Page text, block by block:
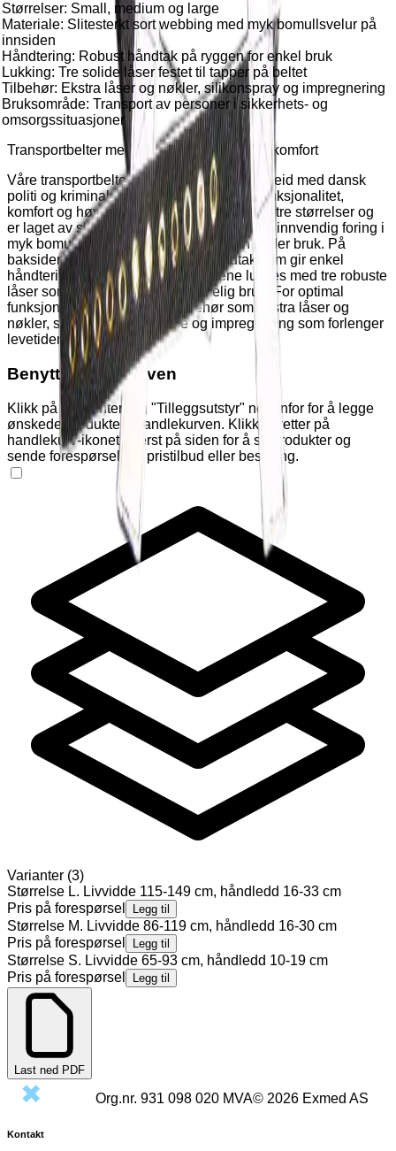
Størrelser: Small, medium og large
Materiale: Slitesterkt sort webbing med myk bomullsvelur på
innsiden
Håndtering: Robust håndtak på ryggen for enkel bruk
Lukking: Tre solide låser festet til tapper på beltet
Tilbehør: Ekstra låser og nøkler, silikonspray og impregnering
Bruksområde: Transport av personer i sikkerhets- og
omsorgssituasjoner
Transportbelter med fokus på sikkerhet og komfort
Våre transportbelter er utviklet i tett samarbeid med dansk
politi og kriminalomsorg, og kombinerer funksjonalitet,
komfort og høy sikkerhet. Beltene leveres i tre størrelser og
er laget av slitesterkt sort webbing, med en innvendig foring i
myk bomullsvelur som beskytter huden under bruk. På
baksiden er det montert et solid håndtak som gir enkel
håndtering i ulike situasjoner. Beltene lukkes med tre robuste
låser som sikrer en stabil og pålitelig bruk. For optimal
funksjonalitet tilbyr vi også tilbehør som ekstra låser og
nøkler, silikon­spray til låsene og impregnering som forlenger
levetiden.
Benytt handlekurven
Klikk på "Varianter" og "Tilleggsutstyr" nedenfor for å legge
ønskede produkter i handlekurven. Klikk deretter på
handlekurv-ikonet øverst på siden for å se produkter og
sende forespørsel om pristilbud eller bestilling.
Varianter (3)
Størrelse L. Livvidde 115-149 cm, håndledd 16-33 cm
Pris på forespørsel
Legg til
Størrelse M. Livvidde 86-119 cm, håndledd 16-30 cm
Pris på forespørsel
Legg til
Størrelse S. Livvidde 65-93 cm, håndledd 10-19 cm
Pris på forespørsel
Legg til
Last ned PDF
Org.nr. 931 098 020 MVA© 2026 Exmed AS
Kontakt